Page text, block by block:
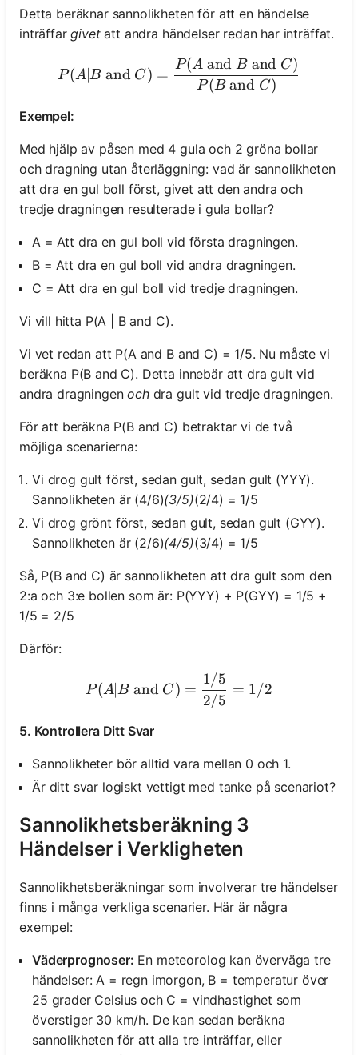
Detta beräknar sannolikheten för att en händelse
inträffargivetatt andra händelser redan har inträffat.
P(A| B \text{ and } C) =
P(A∣B and C) =
P(Band C)
P(AandBand C)
Exempel:
Med hjälp av påsen med 4 gula och 2 gröna bollar
och dragning utan återläggning: vad är sannolikheten
att dra en gul boll först, givet att den andra och
tredje dragningen resulterade i gula bollar?
A = Att dra en gul boll vid första dragningen.
B = Att dra en gul boll vid andra dragningen.
C = Att dra en gul boll vid tredje dragningen.
Vi vill hitta P(A | B and C).
Vi vet redan att P(A and B and C) = 1/5. Nu måste vi
beräkna P(B and C). Detta innebär att dra gult vid
andra dragningenochdra gult vid tredje dragningen.
För att beräkna P(B and C) betraktar vi de två
möjliga scenarierna:
Vi drog gult först, sedan gult, sedan gult (YYY).
Sannolikheten är (4/6)(3/5)(2/4) = 1/5
Vi drog grönt först, sedan gult, sedan gult (GYY).
Sannolikheten är (2/6)(4/5)(3/4) = 1/5
Så, P(B and C) är sannolikheten att dra gult som den
2:a och 3:e bollen som är: P(YYY) + P(GYY) = 1/5 +
1/5 = 2/5
Därför:
P(A | B \text{ and } C)
P(A∣B and C) =
2/5
1/5
= 1/2
5. Kontrollera Ditt Svar
Sannolikheter bör alltid vara mellan 0 och 1.
Är ditt svar logiskt vettigt med tanke på scenariot?
Sannolikhetsberäkning 3
Händelser i Verkligheten
Sannolikhetsberäkningar som involverar tre händelser
finns i många verkliga scenarier. Här är några
exempel:
Väderprognoser: En meteorolog kan överväga tre
händelser: A = regn imorgon, B = temperatur över
25 grader Celsius och C = vindhastighet som
överstiger 30 km/h. De kan sedan beräkna
sannolikheten för att alla tre inträffar, eller